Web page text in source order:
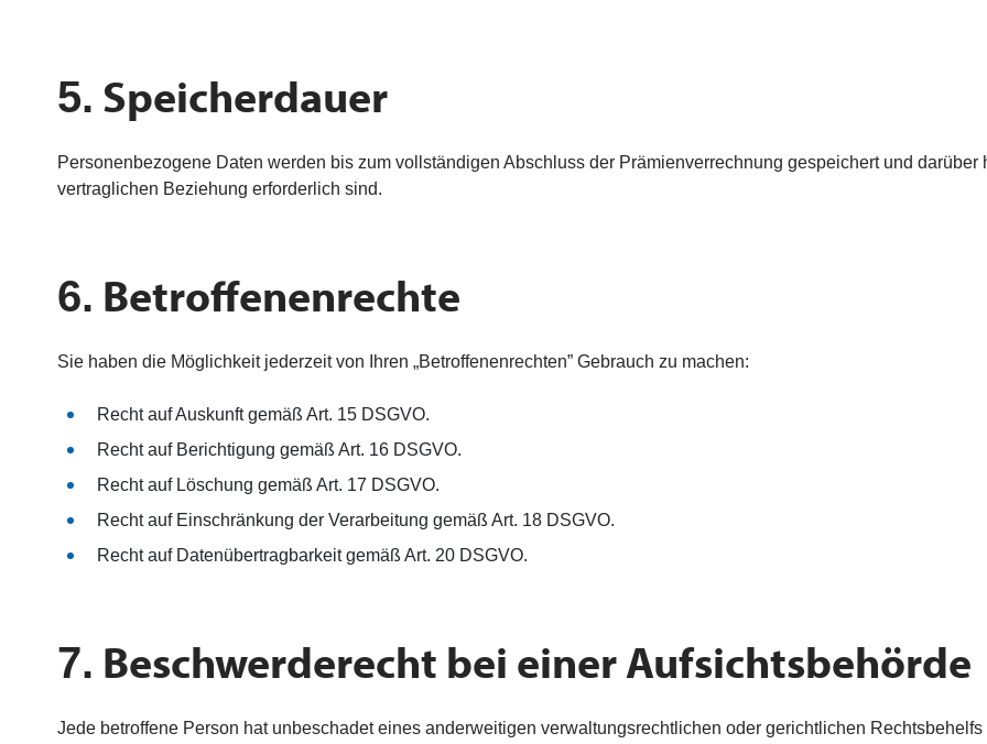
5. Speicherdauer
Personenbezogene Daten werden bis zum vollständigen Abschluss der Prämienverrechnung gespeichert und
vertraglichen Beziehung erforderlich sind.
6. Betroffenenrechte
Sie haben die Möglichkeit jederzeit von Ihren „Betroffenenrechten” Gebrauch zu machen:
Recht auf Auskunft gemäß Art. 15 DSGVO.
Recht auf Berichtigung gemäß Art. 16 DSGVO.
Recht auf Löschung gemäß Art. 17 DSGVO.
Recht auf Einschränkung der Verarbeitung gemäß Art. 18 DSGVO.
Recht auf Datenübertragbarkeit gemäß Art. 20 DSGVO.
7. Beschwerderecht bei einer Aufsichtsbehörde
Jede betroffene Person hat unbeschadet eines anderweitigen verwaltungsrechtlichen oder gerichtlichen